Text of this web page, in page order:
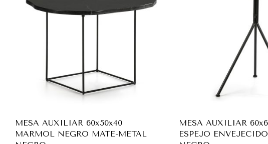
MESA AUXILIAR 60x50x40
MARMOL NEGRO MATE-METAL
MESA AUXILIAR
ESPEJO